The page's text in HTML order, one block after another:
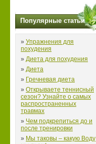
Популярные статьи
» Упражнения для
похудения
» Диета для похудения
» Диета
» Гречневая диета
» Открываете теннисный
сезон? Узнайте о самых
распространенных
травмах
» Чем подкрепиться до и
после тренировки
» Мы таковы – какую Воду